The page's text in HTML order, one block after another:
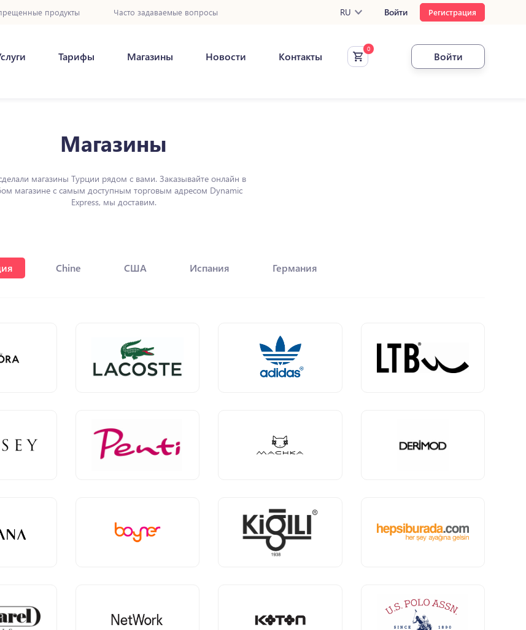
продукты Часто задаваемые вопросы RU Войти Регистрация
Тарифы Магазины Новости Контакты Войти
Магазины
магазины Турции рядом с вами. Заказывайте онлайн в
магазине с самым доступным торговым адресом Dynamic
Express, мы доставим.
Chine США Испания Германия